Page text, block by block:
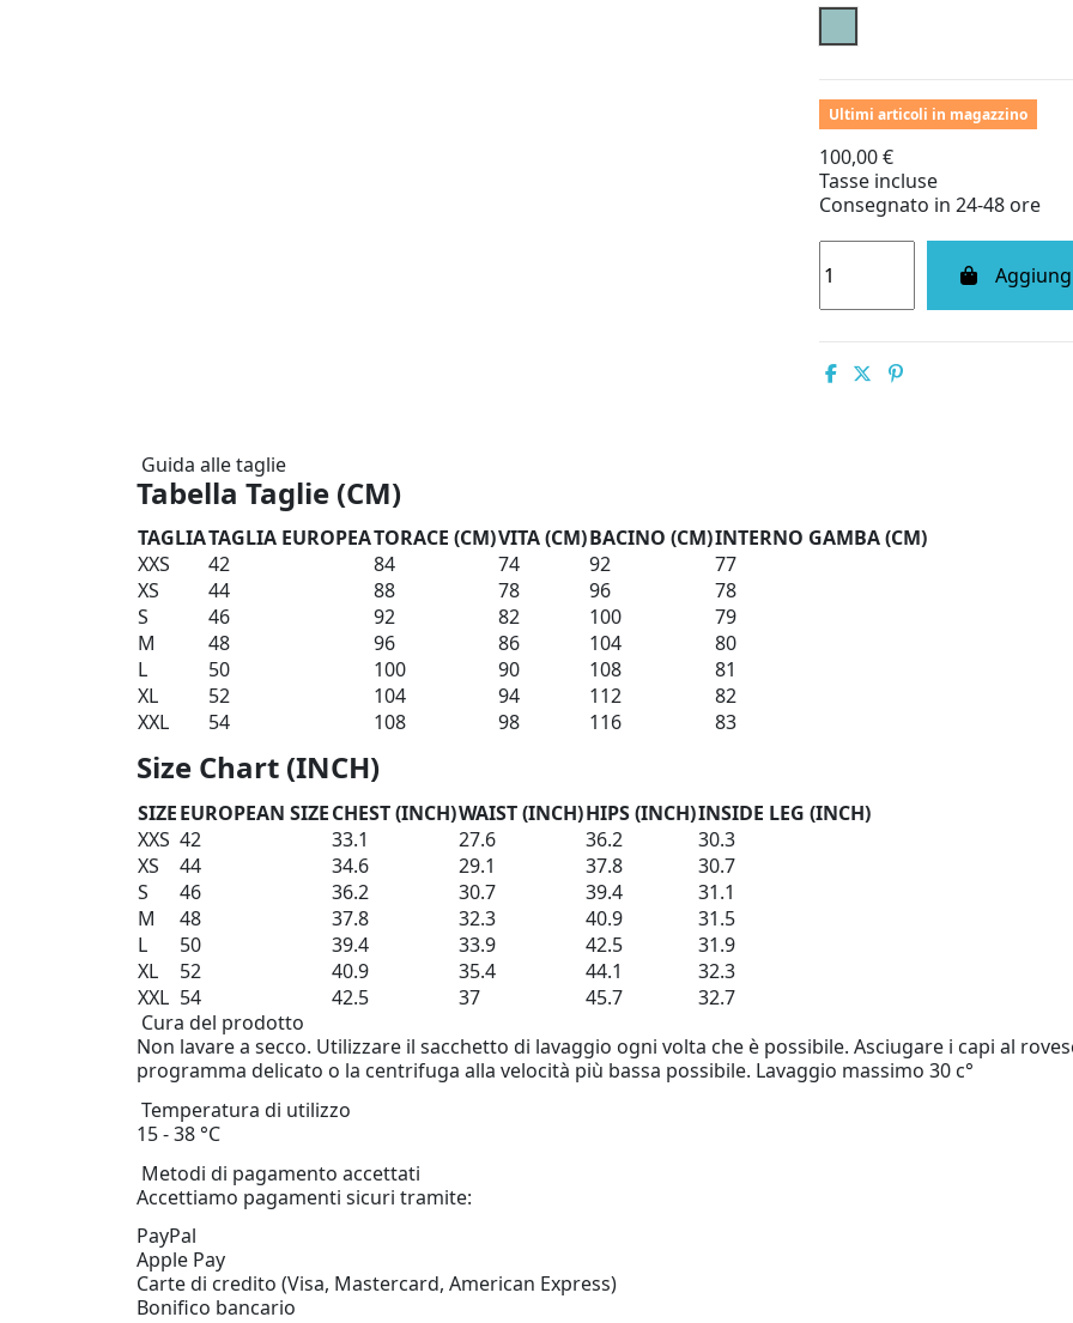
Ultimi articoli in magazzino
100,00 €
Tasse incluse
Consegnato in 24-48 ore
Guida alle taglie
Tabella Taglie (CM)
TAGLIATAGLIA EUROPEATORACE (CM)VITA (CM)BACINO (CM)INTERNO GAMBA (CM)
XXS
42 84 74 92
77
XS
44 88 78 96
78
S
46 92 82 100
79
M
48 96 86 104
80
L
50 100 90 108
81
XL
52 104 94 112
82
XXL
54 108 98 116 83
Size Chart (INCH)
SIZEEUROPEAN SIZECHEST (INCH)WAIST (INCH)HIPS (INCH)INSIDE LEG (INCH)
XXS 42 33.1 27.6 36.2
30.3
XS
44 34.6 29.1 37.8
30.7
S
46 36.2 30.7 39.4
31.1
M
48 37.8 32.3 40.9
31.5
L
50 39.4 33.9 42.5
31.9
XL
52 40.9 35.4 44.1
32.3
XXL 54 42.5 37 45.7
32.7
Cura del prodotto
Non lavare a secco. Utilizzare il sacchetto di lavaggio ogni volta che è possibile. Asciugare i capi al
programma delicato o la centrifuga alla velocità più bassa possibile. Lavaggio massimo 30 c°
Temperatura di utilizzo
15 - 38 °C
Metodi di pagamento accettati
Accettiamo pagamenti sicuri tramite:
PayPal
Apple Pay
Carte di credito (Visa, Mastercard, American Express)
Bonifico bancario